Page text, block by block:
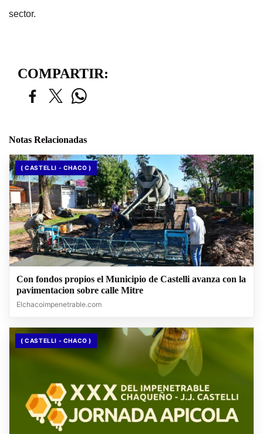
sector.
COMPARTIR:
Notas Relacionadas
( CASTELLI - CHACO )
Con fondos propios el Municipio de Castelli avanza con la
pavimentacion sobre calle Mitre
Elchacoimpenetrable.com
( CASTELLI - CHACO )